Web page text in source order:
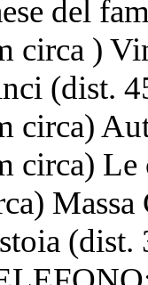
del
circa )
(dist.
circa)
circa)